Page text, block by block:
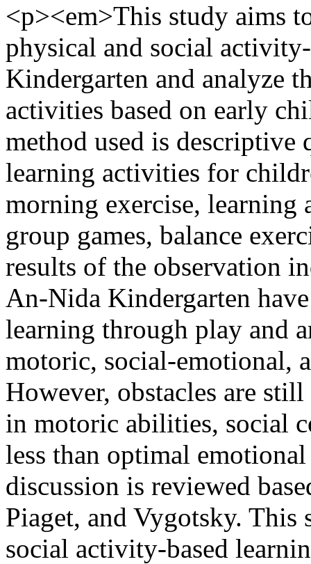
<p><em>This study aims
physical and social
Kindergarten and analyze
activities based on early
method used is
learning activities for
morning exercise, learning
group games, balance
results of the observation
An-Nida Kindergarten
learning through play and
motoric, social-emotional,
However, obstacles are
in motoric abilities, social
less than optimal
discussion is reviewed
Piaget, and Vygotsky. This
social activity-based